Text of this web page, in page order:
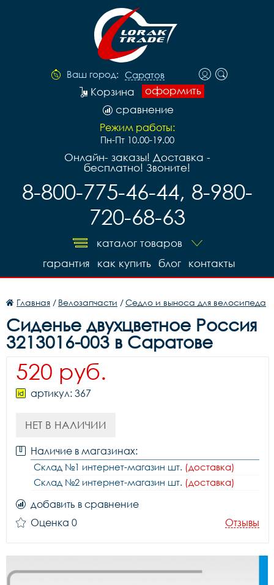
Ваш город: Саратов
оформить
Корзина
сравнение
Режим работы:
Пн-Пт 10.00-19.00
Онлайн- заказы! Доставка -
бесплатно! Звоните!
8-800-775-46-44, 8-980-
720-68-63
каталог товаров
контакты
блог
как купить
гарантия
Главная / Велозапчасти /Седло и выноса для велосипеда
Сиденье двухцветное Россия
3213016-003 в Саратове
520 руб.
артикул: 367
НЕТ В НАЛИЧИИ
Наличие в магазинах:
Склад №1 интернет-магазин шт. (доставка)
Склад №2 интернет-магазин шт. (доставка)
добавить в сравнение
Оценка 0
Отзывы